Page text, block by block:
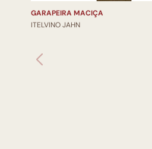
GARAPEIRA MACIÇA
ITELVINO JAHN